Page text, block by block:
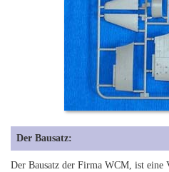
Der Bausatz:
Der Bausatz der Firma WCM, ist eine